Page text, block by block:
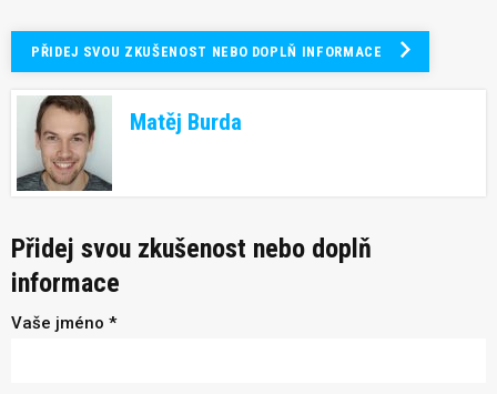
PŘIDEJ SVOU ZKUŠENOST NEBO DOPLŇ INFORMACE
Matěj Burda
Přidej svou zkušenost nebo doplň
informace
Vaše jméno *